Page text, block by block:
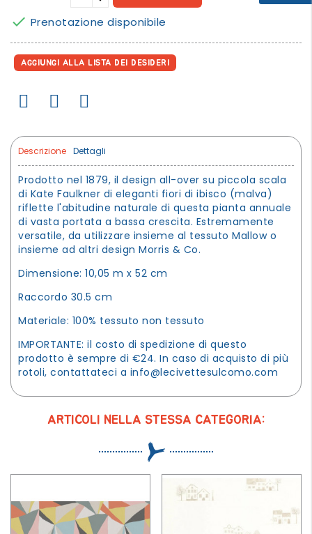
 Prenotazione disponibile
AGGIUNGI ALLA LISTA DEI DESIDERI
Descrizione Dettagli
Prodotto nel 1879, il design all-over su piccola scala
di Kate Faulkner di eleganti fiori di ibisco (malva)
riflette l'abitudine naturale di questa pianta annuale
di vasta portata a bassa crescita. Estremamente
versatile, da utilizzare insieme al tessuto Mallow o
insieme ad altri design Morris & Co.
Dimensione: 10,05 m x 52 cm
Raccordo 30.5 cm
Materiale: 100% tessuto non tessuto
IMPORTANTE: il costo di spedizione di questo
prodotto è sempre di €24. In caso di acquisto di più
rotoli, contattateci a info@lecivettesulcomo.com
ARTICOLI NELLA STESSA CATEGORIA: